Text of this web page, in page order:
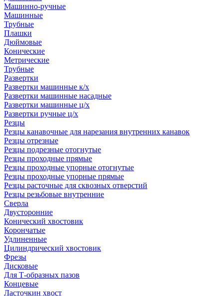
Машинно-ручные
Машинные
Трубные
Плашки
Дюймовые
Конические
Метрические
Трубные
Развертки
Развертки машинные к/х
Развертки машинные насадные
Развертки машинные ц/х
Развертки ручные ц/х
Резцы
Резцы канавочные для нарезания внутренних канавок
Резцы отрезные
Резцы подрезные отогнутые
Резцы проходные прямые
Резцы проходные упорные отогнутые
Резцы проходные упорные прямые
Резцы расточные для сквозных отверстий
Резцы резьбовые внутренние
Сверла
Двусторонние
Конический хвостовик
Корончатые
Удлиненные
Цилиндрический хвостовик
Фрезы
Дисковые
Для Т-образных пазов
Концевые
Ласточкин хвост